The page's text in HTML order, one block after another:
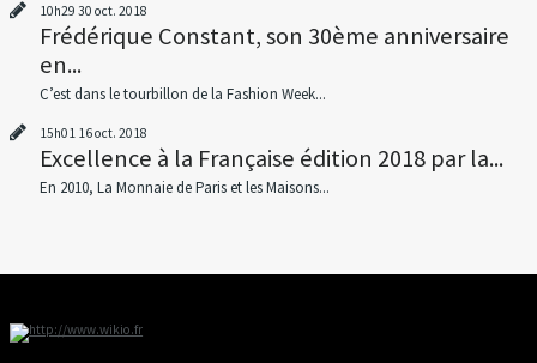
10h29 30 oct. 2018
Frédérique Constant, son 30ème anniversaire
en...
C’est dans le tourbillon de la Fashion Week...
15h01 16oct. 2018
Excellence à la Française édition 2018 par la...
En 2010, La Monnaie de Paris et les Maisons...